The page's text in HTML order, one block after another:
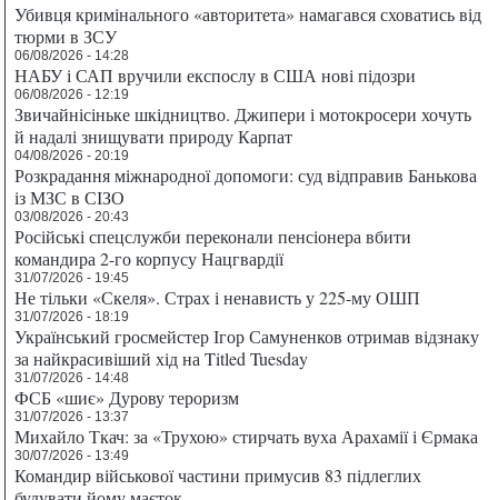
Убивця кримінального «авторитета» намагався сховатись від
тюрми в ЗСУ
06/08/2026 - 14:28
НАБУ і САП вручили експослу в США нові підозри
06/08/2026 - 12:19
Звичайнісіньке шкідництво. Джипери і мотокросери хочуть
й надалі знищувати природу Карпат
04/08/2026 - 20:19
Розкрадання міжнародної допомоги: суд відправив Банькова
із МЗС в СІЗО
03/08/2026 - 20:43
Російські спецслужби переконали пенсіонера вбити
командира 2-го корпусу Нацгвардії
31/07/2026 - 19:45
Не тільки «Скеля». Страх і ненависть у 225-му ОШП
31/07/2026 - 18:19
Український гросмейстер Ігор Самуненков отримав відзнаку
за найкрасивіший хід на Titled Tuesday
31/07/2026 - 14:48
ФСБ «шиє» Дурову тероризм
31/07/2026 - 13:37
Михайло Ткач: за «Трухою» стирчать вуха Арахамії і Єрмака
30/07/2026 - 13:49
Командир військової частини примусив 83 підлеглих